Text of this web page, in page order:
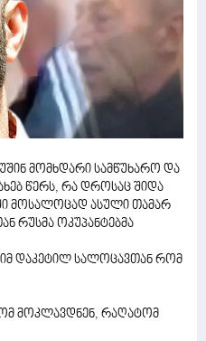
მომხდარი სამწუხარო და
წერს, რა დროსაც შიდა
მოსალოცად ასული თამარ
რუსმა ოკუპანტებმა
დაკეტილ სალოცავთან რომ
მოკლავდნენ, რაღატომ